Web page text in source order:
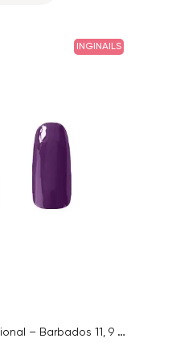
INGINAILS
Dry gél lak Inginails Professional – Barbados 11, 9 ml